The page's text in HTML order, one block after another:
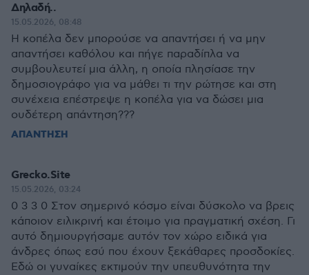
Δηλαδή..
15.05.2026, 08:48
Η κοπέλα δεν μπορούσε να απαντήσει ή να μην
απαντήσει καθόλου και πήγε παραδίπλα να
συμβουλευτεί μια άλλη, η οποία πλησίασε την
δημοσιογράφο για να μάθει τι την ρώτησε και στη
συνέχεια επέστρεψε η κοπέλα για να δώσει μια
ουδέτερη απάντηση???
ΑΠΑΝΤΗΣΗ
Grecko.Site
15.05.2026, 03:24
0 3 3 0 Στον σημερινό κόσμο είναι δύσκολο να βρεις
κάποιον ειλικρινή και έτοιμο για πραγματική σχέση. Γι
αυτό δημιουργήσαμε αυτόν τον χώρο ειδικά για
άνδρες όπως εσύ που έχουν ξεκάθαρες προσδοκίες.
Εδώ οι γυναίκες εκτιμούν την υπευθυνότητα την